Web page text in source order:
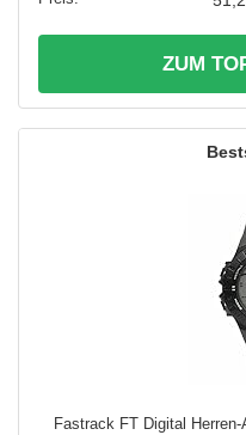
ZUM
Fastrack FT Digital